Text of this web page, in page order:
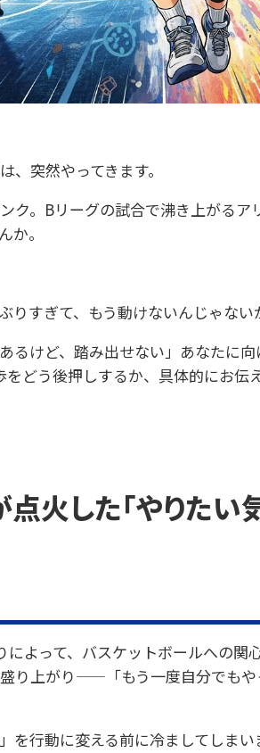
、突然やってきます。
ク。Bリーグの試合で沸き上がる
か。
りすぎて、もう動けないんじゃな
るけど、踏み出せない」あなたに
どう後押しするか、具体的にお伝え
火した「やりたい
よって、バスケットボールへの関
り上がり——「もう一度自分でも
行動に変える前に冷ましてしまい